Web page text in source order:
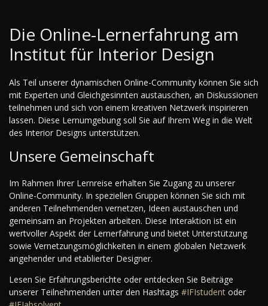
Die Online-Lernerfahrung am
Institut für Interior Design
Als Teil unserer dynamischen Online-Community können Sie sich
mit Experten und Gleichgesinnten austauschen, an Diskussionen
teilnehmen und sich von einem kreativen Netzwerk inspirieren
lassen. Diese Lernumgebung soll Sie auf Ihrem Weg in die Welt
des Interior Designs unterstützen.
Unsere Gemeinschaft
Im Rahmen Ihrer Lernreise erhalten Sie Zugang zu unserer
Online-Community. In speziellen Gruppen können Sie sich mit
anderen Teilnehmenden vernetzen, Ideen austauschen und
gemeinsam an Projekten arbeiten. Diese Interaktion ist ein
wertvoller Aspekt der Lernerfahrung und bietet Unterstützung
sowie Vernetzungsmöglichkeiten in einem globalen Netzwerk
angehender und etablierter Designer.
Lesen Sie Erfahrungsberichte oder entdecken Sie Beiträge
unserer Teilnehmenden unter den Hashtags #IFIstudent oder